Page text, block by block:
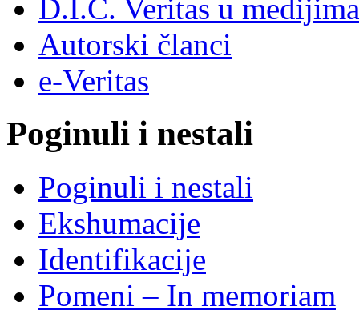
D.I.C. Veritas u medijima
Autorski članci
e-Veritas
Poginuli i nestali
Poginuli i nestali
Ekshumacije
Identifikacije
Pomeni – In memoriam